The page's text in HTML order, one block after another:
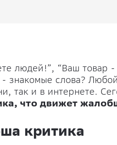
людей!”, “Ваш товар
- знакомые слова?
так и в интернете.
что движет
критика